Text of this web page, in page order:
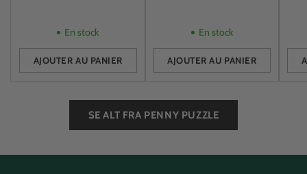
En stock
AJOUTER AU PANIER
Quantité
En stock
AJOUTER AU PANIER
Quantité
SE ALT FRA PENNY PUZZLE